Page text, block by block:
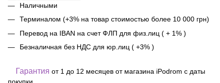
Наличными
Терминалом (+3% на товар стоимостью более 10 000 грн)
Перевод на IBAN на счет ФЛП для физ.лиц ( + 1% )
Безналичная без НДС для юр.лиц ( +3% )
Гарантия от 1 до 12 месяцев от магазина iPodrom с даты
покупки